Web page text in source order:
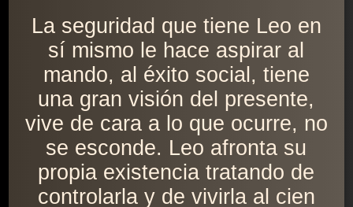
La seguridad que tiene Leo en
sí mismo le hace aspirar al
mando, al éxito social, tiene
una gran visión del presente,
vive de cara a lo que ocurre, no
se esconde. Leo afronta su
propia existencia tratando de
controlarla y de vivirla al cien